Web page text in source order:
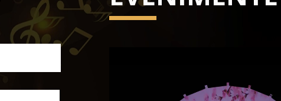
Aida di cristallo 2027